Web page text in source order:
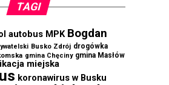
TAGI
autobus MPK Bogdan
Busko Zdrój drogówka
gmina Chęciny gmina Masłów
miejska
koronawirus w Busku